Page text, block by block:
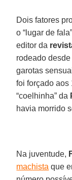
Dois fatores
o “lugar de
editor da
rodeado
garotas
foi forçado aos
“coelhinha” da
havia morrido
Na juventude,
machista que